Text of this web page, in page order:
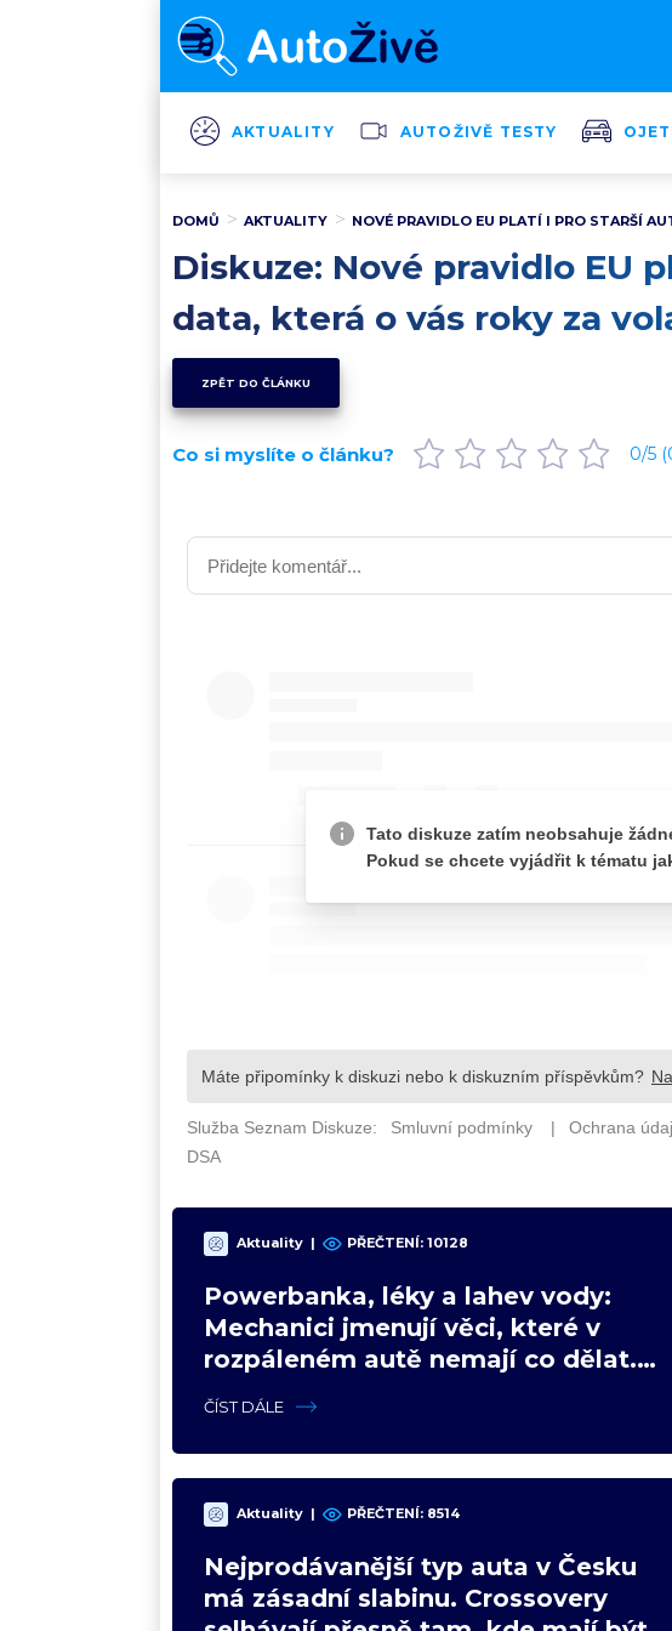
AKTUALITY AUTOŽIVĚ TESTY
DOMŮ AKTUALITY NOVÉ PRAVIDLO EU PLATÍ I PRO STARŠÍ
Diskuze: Nové pravidlo EU
data, která o vás roky za
ZPĚT DO ČLÁNKU
Co si myslíte o článku? 0/5 (
Aktuality | PŘEČTENÍ: 10128
Powerbanka, léky a lahev vody:
Mechanici jmenují věci, které v
rozpáleném autě nemají co dělat.
Hrozí i požár
ČÍST DÁLE
Aktuality | PŘEČTENÍ: 8514
Nejprodávanější typ auta v Česku
má zásadní slabinu. Crossovery